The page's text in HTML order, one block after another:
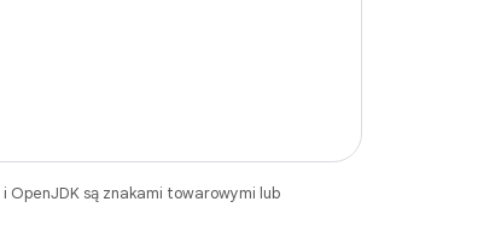
i OpenJDK są znakami towarowymi lub